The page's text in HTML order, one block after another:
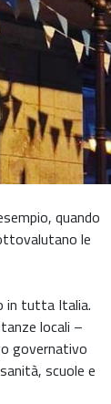
quando
le
in tutta Italia.
locali –
governativo
scuole e